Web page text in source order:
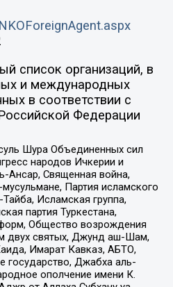
список организаций, в
и международных
в соответствии с
Федерации
Шура Объединенных сил
народов Ичкерии и
Ансар, Священная война,
Партия исламского
Исламская группа,
партия Туркестана,
Общество возрождения
двух святых, Джунд аш-Шам,
Имарат Кавказ, АБТО,
государство, Джабха аль-
ополчение имени К.